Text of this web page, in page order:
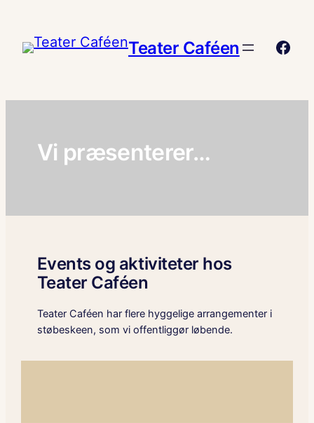
indhold
Teater Caféen
Vi præsenterer…
Events og aktiviteter hos
Teater Caféen
Teater Caféen har flere hyggelige arrangementer i
støbeskeen, som vi offentliggør løbende.